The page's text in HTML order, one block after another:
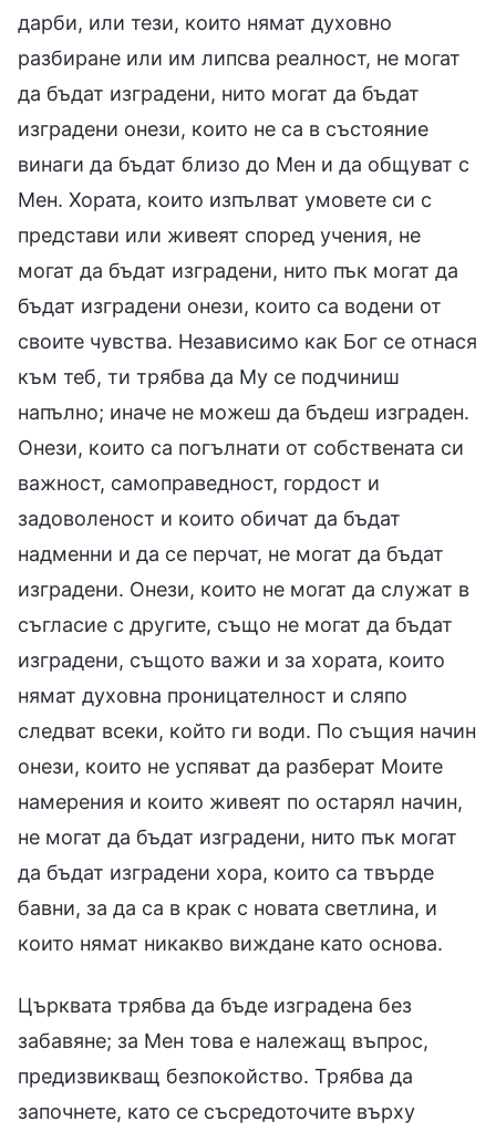
дарби, или тези, които нямат духовно
разбиране или им липсва реалност, не могат
да бъдат изградени, нито могат да бъдат
изградени онези, които не са в състояние
винаги да бъдат близо до Мен и да общуват с
Мен. Хората, които изпълват умовете си с
представи или живеят според учения, не
могат да бъдат изградени, нито пък могат да
бъдат изградени онези, които са водени от
своите чувства. Независимо как Бог се отнася
към теб, ти трябва да Му се подчиниш
напълно; иначе не можеш да бъдеш изграден.
Онези, които са погълнати от собствената си
важност, самоправедност, гордост и
задоволеност и които обичат да бъдат
надменни и да се перчат, не могат да бъдат
изградени. Онези, които не могат да служат в
съгласие с другите, също не могат да бъдат
изградени, същото важи и за хората, които
нямат духовна проницателност и сляпо
следват всеки, който ги води. По същия начин
онези, които не успяват да разберат Моите
намерения и които живеят по остарял начин,
не могат да бъдат изградени, нито пък могат
да бъдат изградени хора, които са твърде
бавни, за да са в крак с новата светлина, и
които нямат никакво виждане като основа.
Църквата трябва да бъде изградена без
забавяне; за Мен това е належащ въпрос,
предизвикващ безпокойство. Трябва да
започнете, като се съсредоточите върху